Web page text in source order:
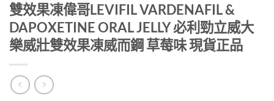
雙效果凍偉哥LEVIFIL VARDENAFIL &
DAPOXETINE ORAL JELLY 必利勁立威大
樂威壯雙效果凍威而鋼 草莓味 現貨正品